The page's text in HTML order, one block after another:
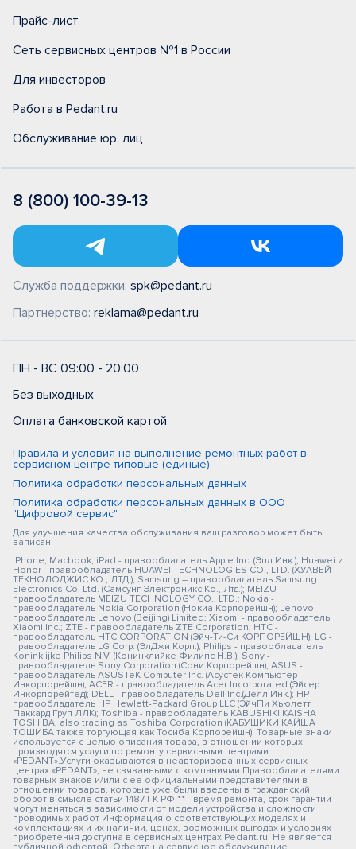
Прайс-лист
Сеть сервисных центров №1 в России
Для инвесторов
Работа в Pedant.ru
Обслуживание юр. лиц
8 (800) 100-39-13
Служба поддержки: spk@pedant.ru
Партнерство: reklama@pedant.ru
ПН - ВС 09:00 - 20:00
Без выходных
Оплата банковской картой
Правила и условия на выполнение ремонтных работ в
сервисном центре типовые (единые)
Политика обработки персональных данных
Политика обработки персональных данных в ООО
"Цифровой сервис"
Для улучшения качества обслуживания ваш разговор может быть
записан
iPhone, Macbook, iPad - правообладатель Apple Inc. (Эпл Инк.); Huawei и
Honor - правообладатель HUAWEI TECHNOLOGIES CO., LTD. (ХУАВЕЙ
ТЕКНОЛОДЖИС КО., ЛТД.); Samsung – правообладатель Samsung
Electronics Co. Ltd. (Самсунг Электроникс Ко., Лтд.); MEIZU -
правообладатель MEIZU TECHNOLOGY CO., LTD.; Nokia -
правообладатель Nokia Corporation (Нокиа Корпорейшн); Lenovo -
правообладатель Lenovo (Beijing) Limited; Xiaomi - правообладатель
Xiaomi Inc.; ZTE - правообладатель ZTE Corporation; HTC -
правообладатель HTC CORPORATION (Эйч-Ти-Си КОРПОРЕЙШН); LG -
правообладатель LG Corp. (ЭлДжи Корп.); Philips - правообладатель
Koninklijke Philips N.V. (Конинклийке Филипс Н.В.); Sony -
правообладатель Sony Corporation (Сони Корпорейшн); ASUS -
правообладатель ASUSTeK Computer Inc. (Асустек Компьютер
Инкорпорейшн); ACER - правообладатель Acer Incorporated (Эйсер
Инкорпорейтед); DELL - правообладатель Dell Inc.(Делл Инк.); HP -
правообладатель HP Hewlett-Packard Group LLC (ЭйчПи Хьюлетт
Паккард Груп ЛЛК); Toshiba - правообладатель KABUSHIKI KAISHA
TOSHIBA, also trading as Toshiba Corporation (КАБУШИКИ КАЙША
ТОШИБА также торгующая как Тосиба Корпорейшн). Товарные знаки
используется с целью описания товара, в отношении которых
производятся услуги по ремонту сервисными центрами
«PEDANT».Услуги оказываются в неавторизованных сервисных
центрах «PEDANT», не связанными с компаниями Правообладателями
товарных знаков и/или с ее официальными представителями в
отношении товаров, которые уже были введены в гражданский
оборот в смысле статьи 1487 ГК РФ ** - время ремонта, срок гарантии
могут меняться в зависимости от модели устройства и сложности
проводимых работ Информация о соответствующих моделях и
комплектациях и их наличии, ценах, возможных выгодах и условиях
приобретения доступна в сервисных центрах Pedant.ru. Не является